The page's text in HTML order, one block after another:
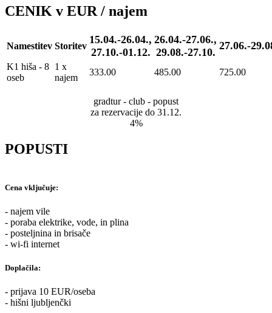
CENIK v EUR / najem
Namestitev Storitev
15.04.-26.04.,
27.10.-01.12.
26.04.-27.06.,
29.08.-27.10.
27.06.-
K1 hiša - 8
oseb
1 x
najem
333.00 485.00 725.00
gradtur - club - popust
za rezervacije do 31.12.
4%
POPUSTI
Cena vključuje:
- najem vile
- poraba elektrike, vode, in plina
- posteljnina in brisače
- wi-fi internet
Doplačila:
- prijava 10 EUR/oseba
- hišni ljubljenčki